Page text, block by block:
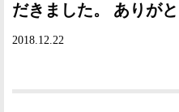
だきました。 ありが
2018.12.22